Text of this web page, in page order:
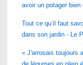
avoir un potager bien
Tout ce qu’il faut
dans son jardin - Le
« J'arrosais toujours